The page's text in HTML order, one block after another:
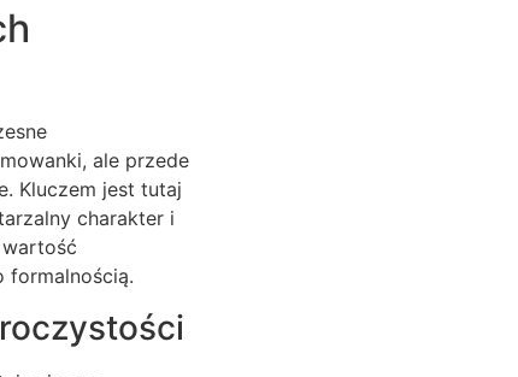
ale przede
Kluczem jest tutaj
charakter i
formalnością.